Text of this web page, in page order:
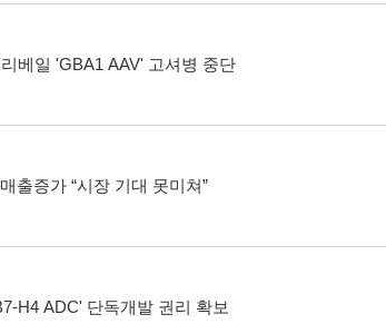
리베일 'GBA1 AAV' 고셔병 중단
출증가 “시장 기대 못미쳐”
H4 ADC' 단독개발 권리 확보